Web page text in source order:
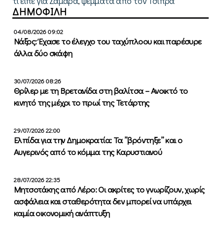
ΔΗΜΟΦΙΛΗ
04/08/2026 09:02
Νάξος: Έχασε το έλεγχο του ταχύπλοου και παρέσυρε
άλλα δύο σκάφη
30/07/2026 08:26
Θρίλερ με τη Βρετανίδα στη βαλίτσα – Ανοικτό το
κινητό της μέχρι το πρωί της Τετάρτης
29/07/2026 22:00
Ελπίδα για την Δημοκρατία: Τα ”βρόντηξε” και ο
Αυγερινός από το κόμμα της Καρυστιανού
28/07/2026 22:35
Μητσοτάκης από Λέρο: Οι ακρίτες το γνωρίζουν, χωρίς
ασφάλεια και σταθερότητα δεν μπορεί να υπάρχει
καμία οικονομική ανάπτυξη